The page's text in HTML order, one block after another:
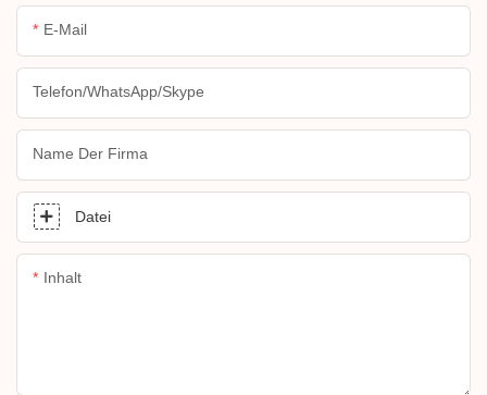
E-Mail
Telefon/WhatsApp/Skype
Name Der Firma
Datei
Inhalt